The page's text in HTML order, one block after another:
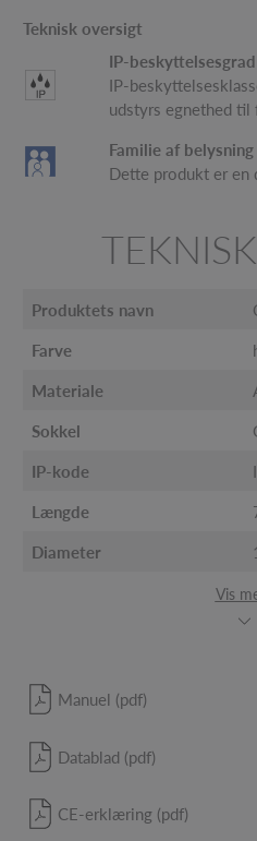
Teknisk oversigt
IP-beskyttelsesgrad
IP-
udstyrs egnethed
Familie af belysning
Dette produkt er en
Produktets navn
Farve
Materiale
Sokkel
IP-kode
Længde
Diameter
Vis
Manuel (pdf)
Datablad (pdf)
CE-erklæring (pdf)